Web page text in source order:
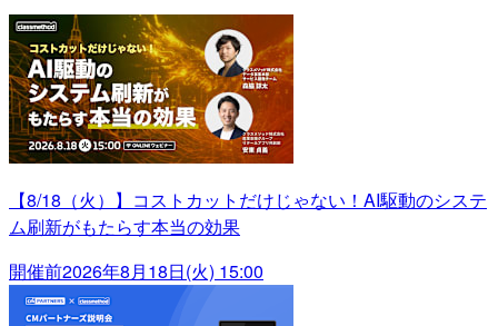
【8/18（火）】コストカットだけじゃない！AI駆動のシステ
ム刷新がもたらす本当の効果
開催前2026年8月18日(火) 15:00